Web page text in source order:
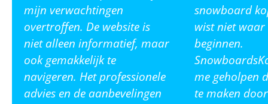
mijn verwachtingen
overtroffen. De website is
niet alleen informatief, maar
ook gemakkelijk te
navigeren. Het professionele
advies en de aanbevelingen
snowboard
wist niet waar
beginnen.
me geholpen
te maken